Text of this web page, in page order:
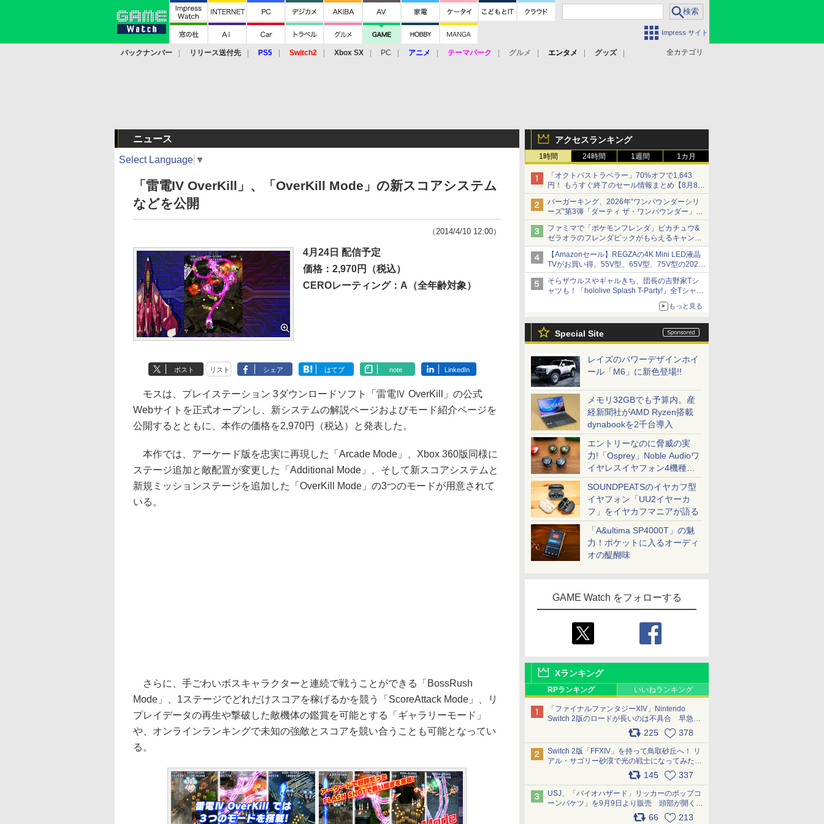
Impress サイト
全カテゴリ
バックナンバー リリース送付先 PS5 Switch2 Xbox SX PC アニメ テーマパーク グルメ エンタメ
グッズ
アクセスランキング
1時間 24時間 1週間 1カ月
「オクトパストラベラー」70%オフで1,643
円！ もうすぐ終了のセール情報まとめ【8月8日
更新】
ニンテンドーeショップでは「大神 絶景版」が
67%オフで990円
バーガーキング、2026年“ワンパウンダーシリ
ーズ”第3弾「ダーティ ザ・ワンパウンダー」を
8月7日発売
「特製ガーリックマヨソース」を使用した超大
型チーズバーガー
ファミマで「ポケモンフレンダ」ピカチュウ&
ゼラオラのフレンダピックがもらえるキャンペ
ーン開催！
【Amazonセール】REGZAの4K Mini LED液晶
TVがお買い得。55V型、65V型、75V型の2026
年モデルがラインナップ
そらザウルスやギャルきち、団長の吉野家Tシ
ャツも！「hololive Splash T-Party!」全Tシャツ
ラインナップ公開＆オンライン販売開始
もっと見る
Special Site
レイズのパワーデザインホイ
ール「M6」に新色登場!!
メモリ32GBでも予算内。産
経新聞社がAMD Ryzen搭載
dynabookを2千台導入
エントリーなのに脅威の実
力!「Osprey」Noble Audioワ
イヤレスイヤフォン4機種を
一気に聴く
SOUNDPEATSのイヤカフ型
イヤフォン「UU2イヤーカ
フ」をイヤカフマニアが語る
「A&ultima SP4000T」の魅
力！ポケットに入るオーディ
オの醍醐味
GAME Watch をフォローする
Xランキング
RPランキング いいねランキング
「ファイナルファンタジーXIV」Nintendo
Switch 2版のロードが長いのは不具合 早急に
アップデートできるよう対応中225 378
Switch 2版「FFXIV」を持って鳥取砂丘へ！ リ
アル・サゴリー砂漠で光の戦士になってみた
145 337
USJ、「バイオハザード」リッカーのポップコ
ーンバケツ」を9月9日より販売 頭部が開く仕
組み。味は恐怖を堪のう「味噌フレーバー」
66 213
ニュース
Select Language ▼
「雷電IV OverKill」、「OverKill Mode」の新スコアシステム
などを公開
（2014/4/10 12:00）
4月24日 配信予定
価格：2,970円（税込）
CEROレーティング：A（全年齢対象）
ポスト リスト シェア はてブ note LinkedIn
モスは、プレイステーション 3ダウンロードソフト「雷電Ⅳ OverKill」の公式
Webサイトを正式オープンし、新システムの解説ページおよびモード紹介ページを
公開するとともに、本作の価格を2,970円（税込）と発表した。
本作では、アーケード版を忠実に再現した「Arcade Mode」、Xbox 360版同様に
ステージ追加と敵配置が変更した「Additional Mode」、そして新スコアシステムと
新規ミッションステージを追加した「OverKill Mode」の3つのモードが用意されて
いる。
さらに、手ごわいボスキャラクターと連続で戦うことができる「BossRush
Mode」、1ステージでどれだけスコアを稼げるかを競う「ScoreAttack Mode」、リ
プレイデータの再生や撃破した敵機体の鑑賞を可能とする「ギャラリーモード」
や、オンラインランキングで未知の強敵とスコアを競い合うことも可能となってい
る。